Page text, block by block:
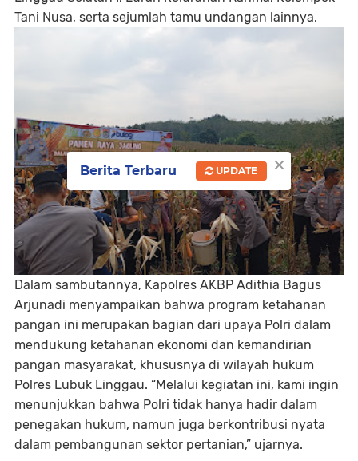
Tani Nusa, serta sejumlah tamu undangan lainnya.
Dalam sambutannya, Kapolres AKBP Adithia Bagus
Arjunadi menyampaikan bahwa program ketahanan
pangan ini merupakan bagian dari upaya Polri dalam
mendukung ketahanan ekonomi dan kemandirian
pangan masyarakat, khususnya di wilayah hukum
Polres Lubuk Linggau. “Melalui kegiatan ini, kami ingin
menunjukkan bahwa Polri tidak hanya hadir dalam
penegakan hukum, namun juga berkontribusi nyata
dalam pembangunan sektor pertanian,” ujarnya.
×
Berita Terbaru UPDATE